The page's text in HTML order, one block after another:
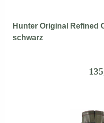
Hunter Original Refined
schwarz